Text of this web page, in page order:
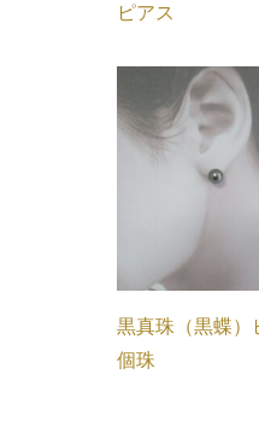
ピアス
黒真珠（黒蝶）
個珠